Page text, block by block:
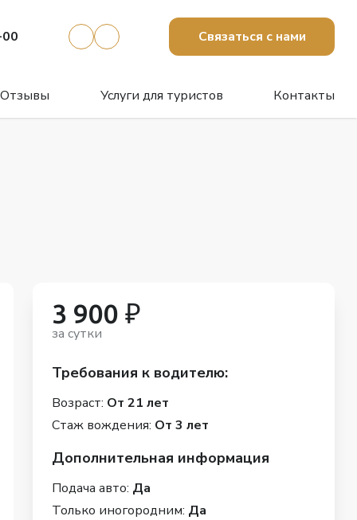
Связаться с нами
Отзывы Услуги для туристов Контакты
3 900 ₽
за сутки
Требования к водителю:
Возраст: От 21 лет
Стаж вождения: От 3 лет
Дополнительная информация
Подача авто: Да
Только иногородним: Да